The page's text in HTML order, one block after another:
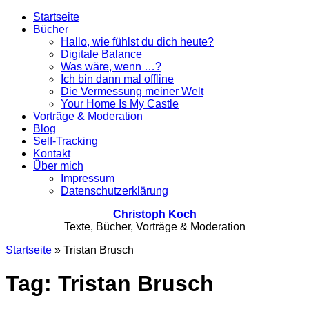
Startseite
Bücher
Hallo, wie fühlst du dich heute?
Digitale Balance
Was wäre, wenn …?
Ich bin dann mal offline
Die Vermessung meiner Welt
Your Home Is My Castle
Vorträge & Moderation
Blog
Self-Tracking
Kontakt
Über mich
Impressum
Datenschutzerklärung
Christoph Koch
Texte, Bücher, Vorträge & Moderation
Startseite » Tristan Brusch
Tag: Tristan Brusch